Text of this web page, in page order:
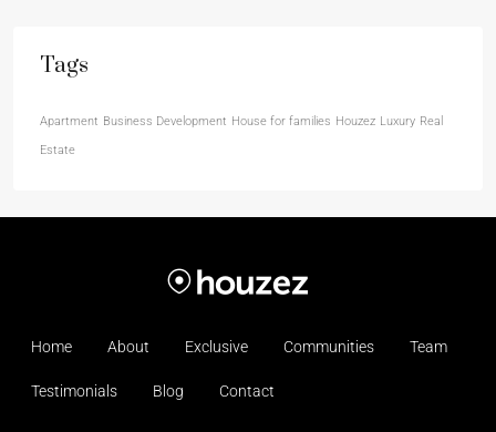
Tags
Apartment Business Development House for families Houzez Luxury Real
Estate
Home About Exclusive Communities Team
Testimonials Blog Contact